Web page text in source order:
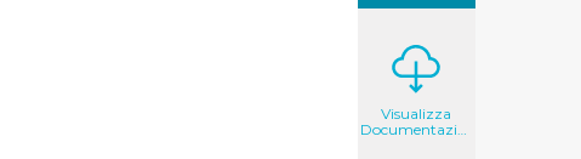
Visualizza
Documentazione